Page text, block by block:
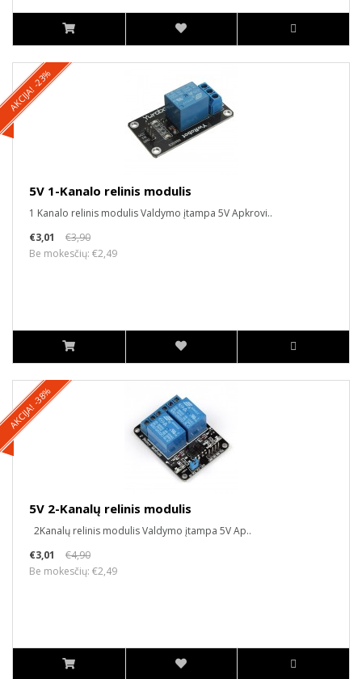
AKCIJA! -23%
5V 1-Kanalo relinis modulis
1 Kanalo relinis modulis Valdymo įtampa 5V Apkrovi..
€3,01
€3,90
Be mokesčių: €2,49
AKCIJA! -38%
5V 2-Kanalų relinis modulis
2Kanalų relinis modulis Valdymo įtampa 5V Ap..
€3,01
€4,90
Be mokesčių: €2,49